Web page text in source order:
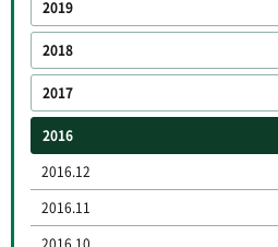
2019
2018
2017
2016
2016.12
2016.11